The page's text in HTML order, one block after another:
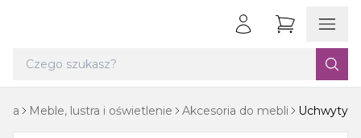
Meble, lustra i oświetlenie Akcesoria do mebli Uchwyty